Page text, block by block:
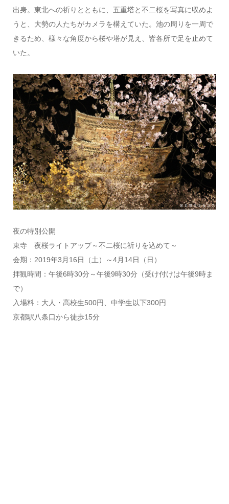
出身。東北への祈りとともに、五重塔と不二桜を写真に収めよ
うと、大勢の人たちがカメラを構えていた。池の周りを一周で
きるため、様々な角度から桜や塔が見え、皆各所で足を止めて
いた。
夜の特別公開
東寺 夜桜ライトアップ～不二桜に祈りを込めて～
会期：2019年3月16日（土）～4月14日（日）
拝観時間：午後6時30分～午後9時30分（受け付けは午後9時ま
で）
入場料：大人・高校生500円、中学生以下300円
京都駅八条口から徒歩15分